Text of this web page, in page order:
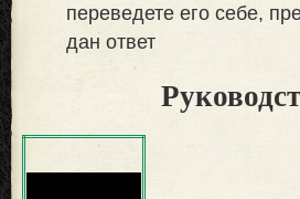
переведете его себе,
дан ответ